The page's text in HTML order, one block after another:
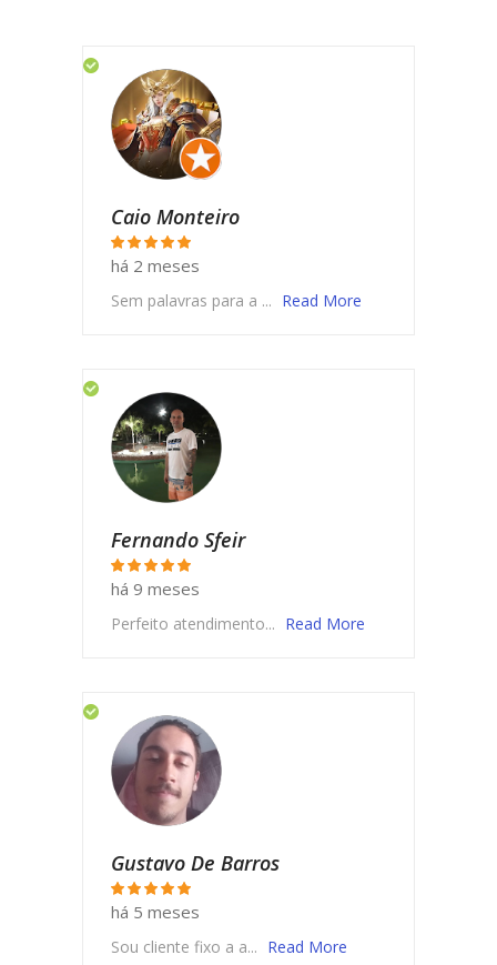
Caio Monteiro
há 2 meses
Sem palavras para a ... Read More
Fernando Sfeir
há 9 meses
Perfeito atendimento... Read More
Gustavo De Barros
há 5 meses
Sou cliente fixo a a... Read More